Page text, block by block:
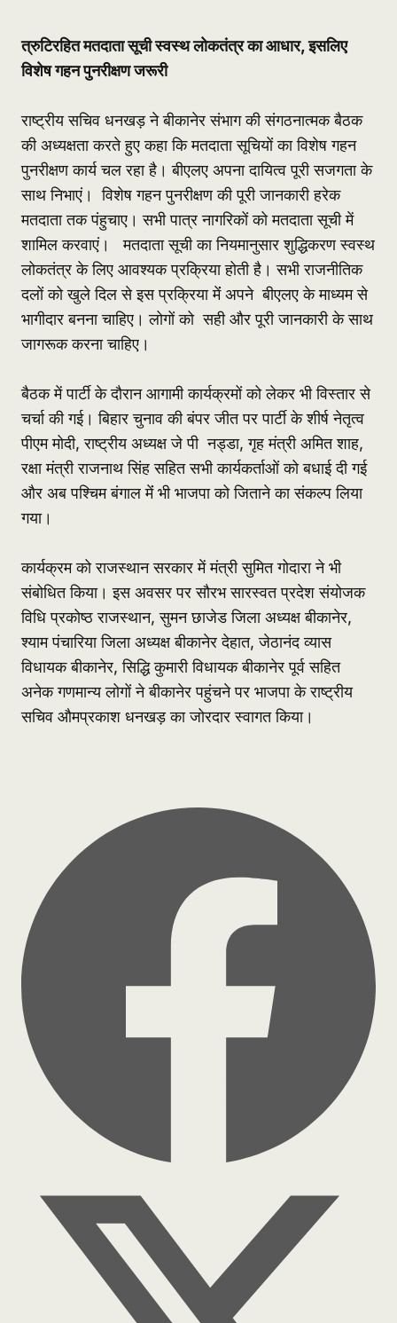
त्रुटिरहित मतदाता सूची स्वस्थ लोकतंत्र का आधार, इसलिए
विशेष गहन पुनरीक्षण जरूरी
राष्ट्रीय सचिव धनखड़ ने बीकानेर संभाग की संगठनात्मक बैठक
की अध्यक्षता करते हुए कहा कि मतदाता सूचियों का विशेष गहन
पुनरीक्षण कार्य चल रहा है। बीएलए अपना दायित्व पूरी सजगता के
साथ निभाएं। विशेष गहन पुनरीक्षण की पूरी जानकारी हरेक
मतदाता तक पंहुचाए। सभी पात्र नागरिकों को मतदाता सूची में
शामिल करवाएं। मतदाता सूची का नियमानुसार शुद्धिकरण स्वस्थ
लोकतंत्र के लिए आवश्यक प्रक्रिया होती है। सभी राजनीतिक
दलों को खुले दिल से इस प्रक्रिया मेंं अपने बीएलए के माध्यम से
भागीदार बनना चाहिए। लोगों को सही और पूरी जानकारी के साथ
जागरूक करना चाहिए।
बैठक में पार्टी के दौरान आगामी कार्यक्रमों को लेकर भी विस्तार से
चर्चा की गई। बिहार चुनाव की बंपर जीत पर पार्टी के शीर्ष नेतृत्व
पीएम मोदी, राष्ट्रीय अध्यक्ष जे पी नड्डा, गृह मंत्री अमित शाह,
रक्षा मंत्री राजनाथ सिंह सहित सभी कार्यकर्ताओं को बधाई दी गई
और अब पश्चिम बंगाल मेंं भी भाजपा को जिताने का संकल्प लिया
गया।
कार्यक्रम को राजस्थान सरकार में मंत्री सुमित गोदारा ने भी
संबोधित किया। इस अवसर पर सौरभ सारस्वत प्रदेश संयोजक
विधि प्रकोष्ठ राजस्थान, सुमन छाजेड जिला अध्यक्ष बीकानेर,
श्याम पंचारिया जिला अध्यक्ष बीकानेर देहात, जेठानंद व्यास
विधायक बीकानेर, सिद्धि कुमारी विधायक बीकानेर पूर्व सहित
अनेक गणमान्य लोगों ने बीकानेर पहुंचने पर भाजपा के राष्ट्रीय
सचिव औमप्रकाश धनखड़ का जोरदार स्वागत किया।